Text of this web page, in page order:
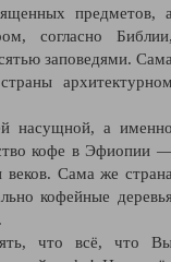
предметов,
согласно
заповедями.
насущной, а
кофе в Эфиопии
веков. Сама же
кофейные
что всё, что